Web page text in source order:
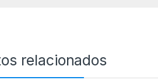
relacionados